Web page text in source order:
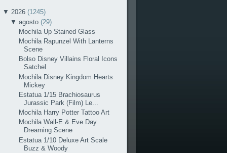
▼ 2026 (1245)
▼agosto(29)
Mochila Up Stained Glass
Mochila Rapunzel With Lanterns
Scene
Bolso Disney Villains Floral Icons
Satchel
Mochila Disney Kingdom Hearts
Mickey
Estatua 1/15 Brachiosaurus
Jurassic Park (Film) Le...
Mochila Harry Potter Tattoo Art
Mochila Wall-E & Eve Day
Dreaming Scene
Estatua 1/10 Deluxe Art Scale
Buzz & Woody